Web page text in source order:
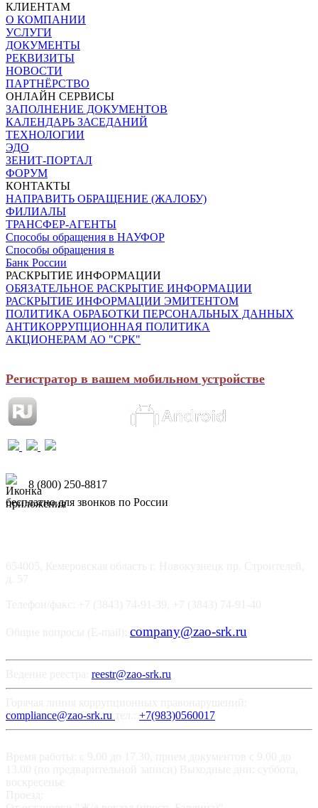
КЛИЕНТАМ
О КОМПАНИИ
УСЛУГИ
ДОКУМЕНТЫ
РЕКВИЗИТЫ
НОВОСТИ
ПАРТНЁРСТВО
ОНЛАЙН СЕРВИСЫ
ЗАПОЛНЕНИЕ ДОКУМЕНТОВ
КАЛЕНДАРЬ ЗАСЕДАНИЙ
ТЕХНОЛОГИИ
ЭДО
ЗЕНИТ-ПОРТАЛ
ФОРУМ
КОНТАКТЫ
НАПРАВИТЬ ОБРАЩЕНИЕ (ЖАЛОБУ)
ФИЛИАЛЫ
ТРАНСФЕР-АГЕНТЫ
Способы обращения в НАУФОР
Способы обращения в
Банк России
РАСКРЫТИЕ ИНФОРМАЦИИ
ОБЯЗАТЕЛЬНОЕ РАСКРЫТИЕ ИНФОРМАЦИИ
РАСКРЫТИЕ ИНФОРМАЦИИ ЭМИТЕНТОМ
ПОЛИТИКА ОБРАБОТКИ ПЕРСОНАЛЬНЫХ ДАННЫХ
АНТИКОРРУПЦИОННАЯ ПОЛИТИКА
АКЦИОНЕРАМ АО "СРК"
Регистратор в вашем мобильном устройстве
8 (800) 250-8817
бесплатно для звонков по России
company@zao-srk.ru
reestr@zao-srk.ru
compliance@zao-srk.ru
+7(983)0560017